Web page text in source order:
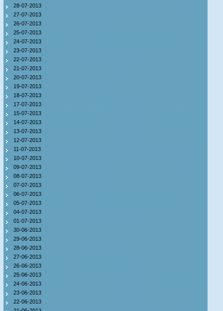
28-07-2013
27-07-2013
26-07-2013
25-07-2013
24-07-2013
23-07-2013
22-07-2013
21-07-2013
20-07-2013
19-07-2013
18-07-2013
17-07-2013
15-07-2013
14-07-2013
13-07-2013
12-07-2013
11-07-2013
10-07-2013
09-07-2013
08-07-2013
07-07-2013
06-07-2013
05-07-2013
04-07-2013
01-07-2013
30-06-2013
29-06-2013
28-06-2013
27-06-2013
26-06-2013
25-06-2013
24-06-2013
23-06-2013
22-06-2013